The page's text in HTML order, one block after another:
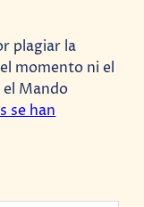
plagiar la
momento ni el
Mando
se han